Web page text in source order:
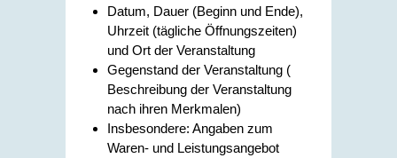
Datum, Dauer (Beginn und Ende),
Uhrzeit (tägliche Öffnungszeiten)
und Ort der Veranstaltung
Gegenstand der Veranstaltung (
Beschreibung der Veranstaltung
nach ihren Merkmalen)
Insbesondere: Angaben zum
Waren- und Leistungsangebot